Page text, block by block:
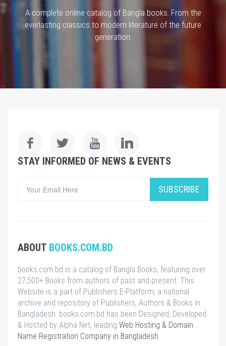
A complete online catalog of Bangla books. From the
everlasting classics to modern literature of the future
generation.
STAY INFORMED OF NEWS & EVENTS
SUBSCRIBE
ABOUT BOOKS.COM.BD
books.com.bd is a catalog of Bangla Books, featuring over
27,500+ Books from authors of past and present. This
Website is a part of Publishers E-Platform, a national
archive and repository of Publishers, Authors & Books in
Bangladesh. books.com.bd has been Designed, Developed
& Hosted by Alpha Net, leading Web Hosting & Domain
Name Registration Company in Bangladesh